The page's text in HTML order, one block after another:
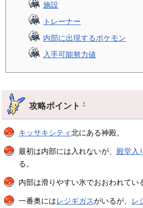
施設
トレーナー
内部に出現するポケモン
入手可能努力値
攻略ポイント†
キッサキシティ北にある神殿。
最初は内部には入れないが、 殿堂入
る。
内部は滑りやすい氷でおおわれてい
一番奥にはレジギガスがいるが、 レ